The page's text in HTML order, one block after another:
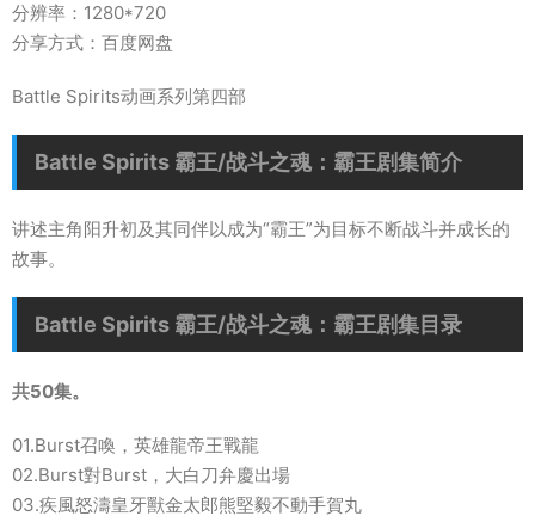
分辨率：1280*720
分享方式：百度网盘
Battle Spirits动画系列第四部
Battle Spirits 霸王/战斗之魂：霸王剧集简介
讲述主角阳升初及其同伴以成为“霸王”为目标不断战斗并成长的
故事。
Battle Spirits 霸王/战斗之魂：霸王剧集目录
共50集。
01.Burst召喚，英雄龍帝王戰龍
02.Burst對Burst，大白刀弁慶出場
03.疾風怒濤皇牙獸金太郎熊堅毅不動手賀丸